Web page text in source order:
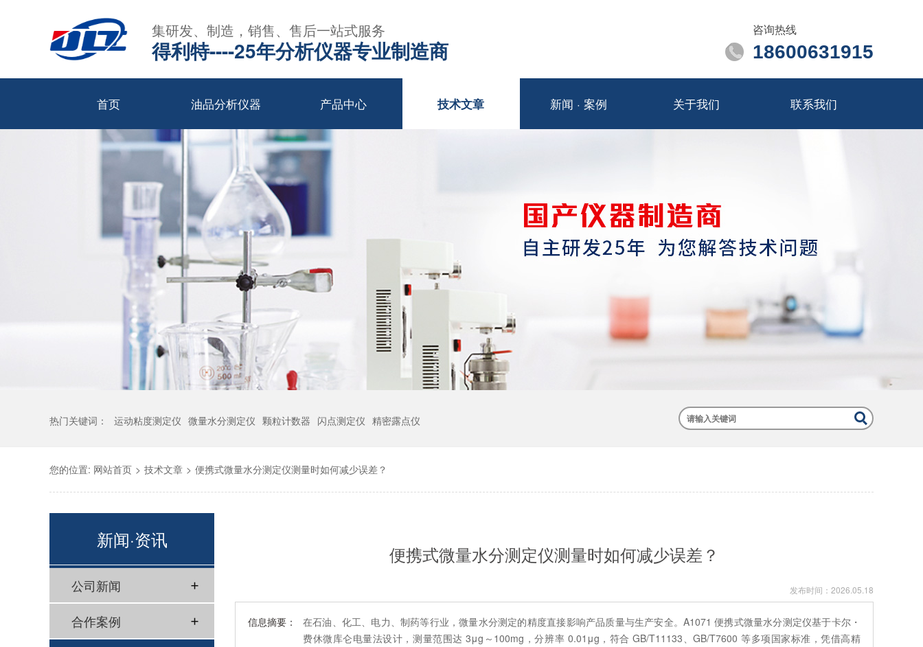
集研发、制造，销售、售后一站式服务
得利特----25年分析仪器专业制造商
咨询热线
18600631915
首页 油品分析仪器 产品中心 技术文章 新闻 · 案例 关于我们 联系我们
热门关键词： 运动粘度测定仪 微量水分测定仪 颗粒计数器 闪点测定仪 精密露点仪
您的位置: 网站首页 > 技术文章 > 便携式微量水分测定仪测量时如何减少误差？
便携式微量水分测定仪测量时如何减少误差？
发布时间： 2026.05.18
信息摘要：
在石油、化工、电力、制药等行业，微量水分测定的精度直接影响产品质量与生产安全。A1071 便携式微量水分测定仪基于卡尔・
费休微库仑电量法设计，测量范围达 3μg～100mg，分辨率 0.01μg，符合 GB/T11133、GB/T7600 等多项国家标准，凭借高精
新闻·资讯
公司新闻
合作案例